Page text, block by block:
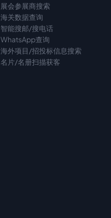
展会参展商搜索
海关数据查询
智能搜邮/搜电话
WhatsApp查询
海外项目/招投标信息搜索
名片/名册扫描获客